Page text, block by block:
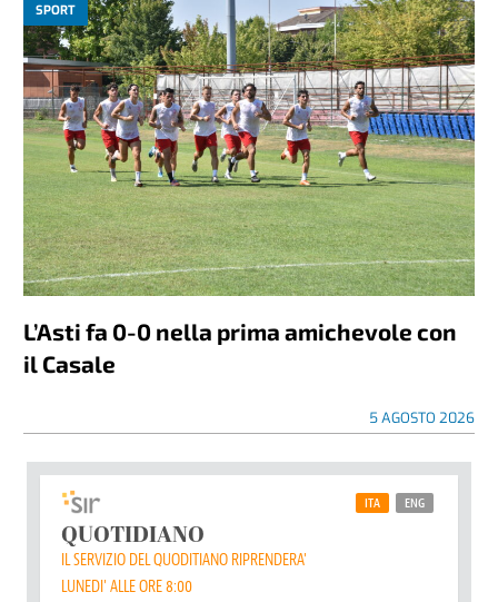
SPORT
L’Asti fa 0-0 nella prima amichevole con
il Casale
5 AGOSTO 2026